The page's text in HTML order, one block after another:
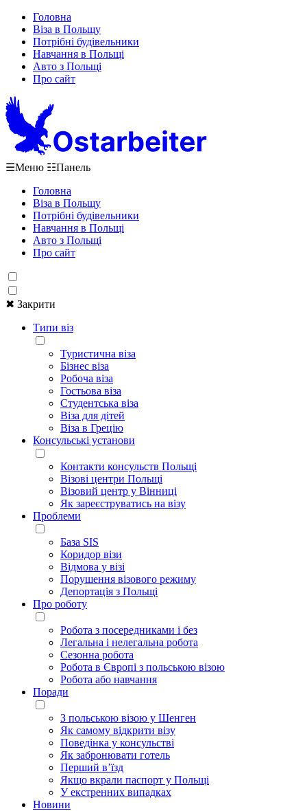
Головна
Віза в Польщу
Потрібні будівельники
Навчання в Польщі
Авто з Польщі
Про сайт
☰Меню ☷Панель
Головна
Віза в Польщу
Потрібні будівельники
Навчання в Польщі
Авто з Польщі
Про сайт
✖ Закрити
Типи віз
Туристична віза
Бізнес віза
Робоча віза
Гостьова віза
Студентська віза
Віза для дітей
Віза в Грецію
Консульські установи
Контакти консульств Польщі
Візові центри Польщі
Візовий центр у Вінниці
Як зареєструватись на візу
Проблеми
База SIS
Коридор візи
Відмова у візі
Порушення візового режиму
Депортація з Польщі
Про роботу
Робота з посередниками і без
Легальна і нелегальна робота
Сезонна робота
Робота в Європі з польською візою
Робота або навчання
Поради
З польською візою у Шенген
Як самому відкрити візу
Поведінка у консульстві
Як забронювати готель
Перший в’їзд
Якщо вкрали паспорт у Польщі
У екстренних випадках
Новини